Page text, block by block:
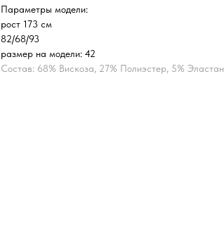
Параметры модели:
рост 173 см
82/68/93
размер на модели: 42
Состав: 68% Вискоза, 27% Полиэстер, 5% Эластан